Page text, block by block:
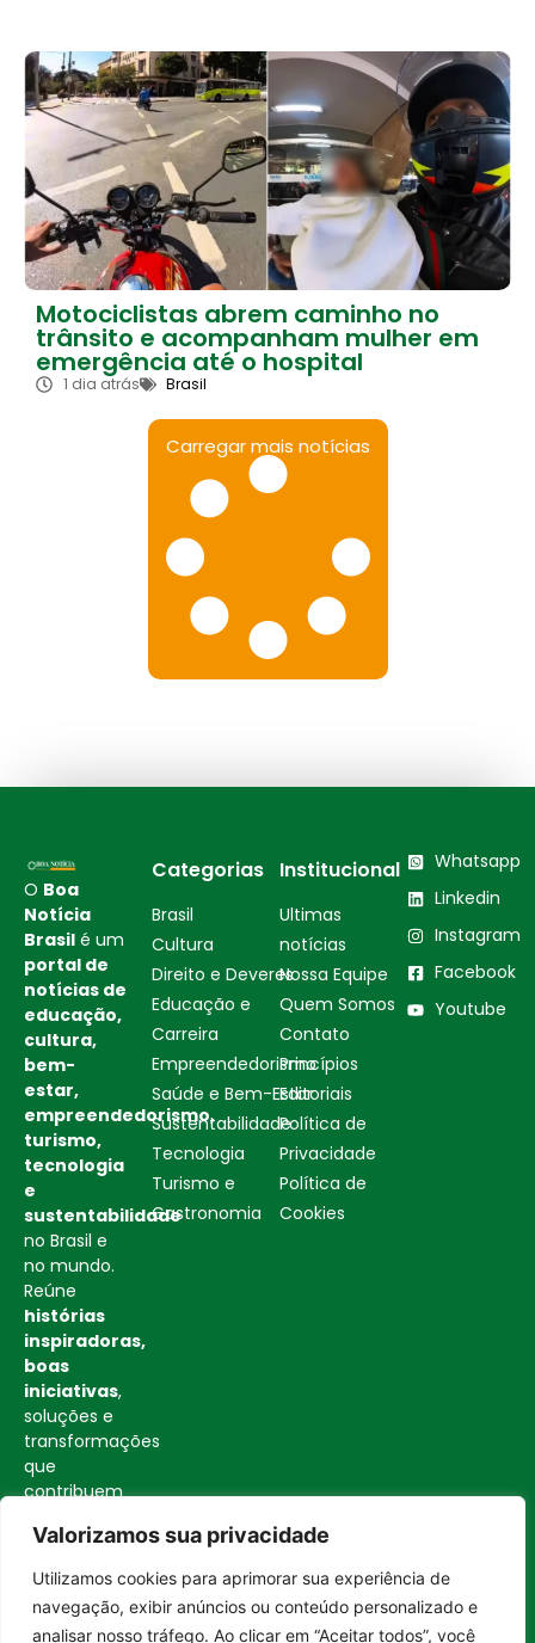
Valorizamos sua privacidade
Utilizamos cookies para aprimorar sua experiência de
navegação, exibir anúncios ou conteúdo personalizado e
analisar nosso tráfego. Ao clicar em “Aceitar todos”, você
Motociclistas abrem caminho no
trânsito e acompanham mulher em
emergência até o hospital
1 dia atrás Brasil
Carregar mais notícias
O Boa
Notícia
Brasil é um
portal de
notícias de
educação,
cultura,
bem-
estar,
empreendedorismo,
turismo,
tecnologia
e
sustentabilidade
no Brasil e
no mundo.
Reúne
histórias
inspiradoras,
boas
iniciativas,
soluções e
transformações
que
contribuem
sociedade
mais
consciente
e
Categorias
Brasil
Cultura
Direito e Deveres
Educação e
Carreira
Empreendedorismo
Saúde e Bem-Estar
Sustentabilidade
Tecnologia
Turismo e
Gastronomia
Institucional
Ultimas
notícias
Nossa Equipe
Quem Somos
Contato
Princípios
Editoriais
Política de
Privacidade
Política de
Cookies
Whatsapp
Linkedin
Instagram
Facebook
Youtube